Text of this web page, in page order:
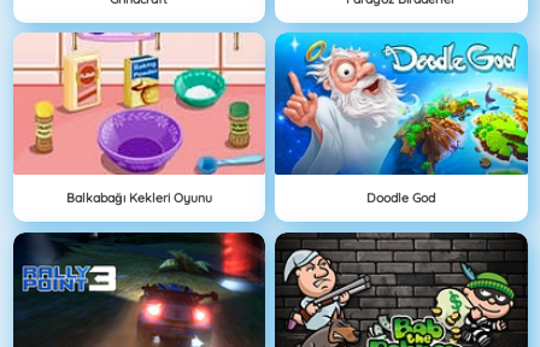
Balkabağı Kekleri Oyunu Doodle God